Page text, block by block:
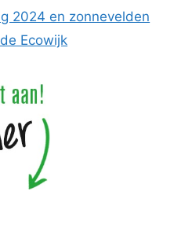
2024 en zonnevelden
Ecowijk